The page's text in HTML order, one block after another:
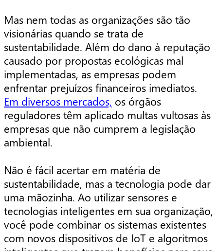
Mas nem todas as organizações são tão
visionárias quando se trata de
sustentabilidade. Além do dano à reputação
causado por propostas ecológicas mal
implementadas, as empresas podem
enfrentar prejuízos financeiros imediatos.
Em diversos mercados, os órgãos
reguladores têm aplicado multas vultosas às
empresas que não cumprem a legislação
ambiental.
Não é fácil acertar em matéria de
sustentabilidade, mas a tecnologia pode dar
uma mãozinha. Ao utilizar sensores e
tecnologias inteligentes em sua organização,
você pode combinar os sistemas existentes
com novos dispositivos de IoT e algoritmos